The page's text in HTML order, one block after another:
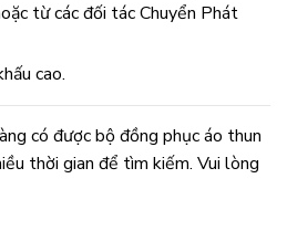
từ các đối tác Chuyển Phát
cao.
có được bộ đồng phục áo thun
thời gian để tìm kiếm. Vui lòng